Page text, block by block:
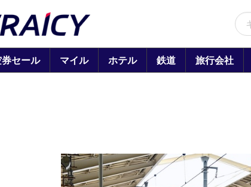
セール マイル ホテル 鉄道 旅行会社